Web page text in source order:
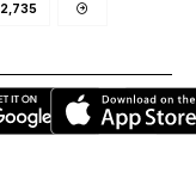
2,735